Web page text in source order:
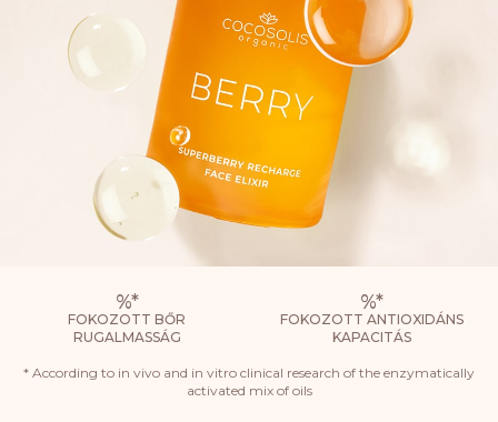
%*
FOKOZOTT BŐR
RUGALMASSÁG
%*
FOKOZOTT ANTIOXIDÁNS
KAPACITÁS
* According to in vivo and in vitro clinical research of the enzymatically
activated mix of oils